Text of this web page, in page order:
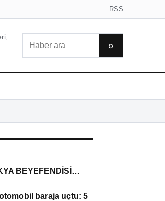
RSS
⌕
BEYEFENDİSİ…
baraja uçtu: 5